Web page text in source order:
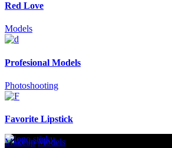
Red Love
Models
Profesional Models
Photoshooting
Favorite Lipstick
Makeup Models